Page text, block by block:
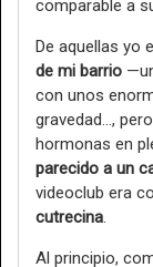
comparable a
De aquellas yo
de mi barrio
con unos
gravedad…,
hormonas en
parecido a un
videoclub era
cutrecina.
Al principio,